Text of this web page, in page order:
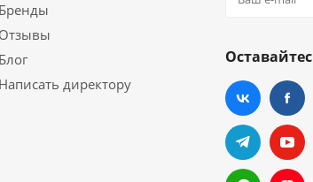
Бренды
Отзывы
Блог
Написать директору